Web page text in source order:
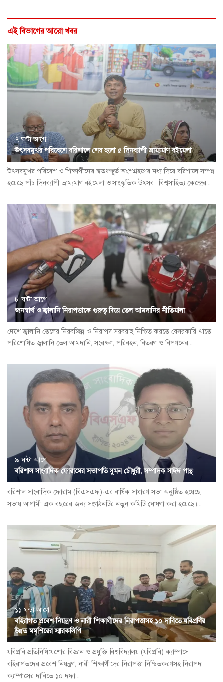
এই বিভাগের আরো খবর
৭ ঘন্টা আগে
উৎসবমুখর পরিবেশে বরিশালে শেষ হলো ৫ দিনব্যাপী ভ্রাম্যমাণ বইমেলা
উৎসবমুখর পরিবেশ ও শিক্ষার্থীদের স্বতঃস্ফূর্ত অংশগ্রহণের মধ্য দিয়ে বরিশালে সম্পন্ন
হয়েছে পাঁচ দিনব্যাপী ভ্রাম্যমাণ বইমেলা ও সাংস্কৃতিক উৎসব। বিশ্বসাহিত্য কেন্দ্রের...
৮ ঘন্টা আগে
জনস্বার্থ ও জ্বালানি নিরাপত্তাকে গুরুত্ব দিয়ে তেল আমদানির নীতিমালা
দেশে জ্বালানি তেলের নিরবচ্ছিন্ন ও নিরাপদ সরবরাহ নিশ্চিত করতে বেসরকারি খাতে
পরিশোধিত জ্বালানি তেল আমদানি, সংরক্ষণ, পরিবহন, বিতরণ ও বিপণনের...
৯ ঘন্টা আগে
বরিশাল সাংবাদিক ফোরামের সভাপতি সুমন চৌধুরী, সম্পাদক সাঈদ পান্থ
বরিশাল সাংবাদিক ফোরাম (বিএসএফ)-এর বার্ষিক সাধারণ সভা অনুষ্ঠিত হয়েছে।
সভায় আগামী এক বছরের জন্য সংগঠনটির নতুন কমিটি ঘোষণা করা হয়েছে।...
১১ ঘন্টা আগে
বহিরাগত প্রবেশ নিয়ন্ত্রণ ও নারী শিক্ষার্থীদের নিরাপত্তাসহ ১০ দাবিতে যবিপ্রবির
উন্নত মমশিরের স্মারকলিপি
যবিপ্রবি প্রতিনিধি:যশোর বিজ্ঞান ও প্রযুক্তি বিশ্ববিদ্যালয় (যবিপ্রবি) ক্যাম্পাসে
বহিরাগতদের প্রবেশ নিয়ন্ত্রণ, নারী শিক্ষার্থীদের নিরাপত্তা নিশ্চিতকরণসহ নিরাপদ
ক্যাম্পাসের দাবিতে ১০ দফা...